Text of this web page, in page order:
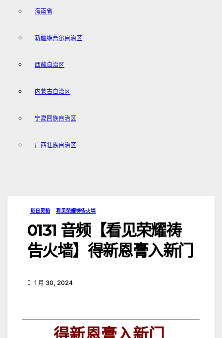
海南省
新疆维吾尔自治区
西藏自治区
内蒙古自治区
宁夏回族自治区
广西壮族自治区
每日灵粮 看见荣耀祷告火墙
0131 音频【看见荣耀祷
告火墙】得新恩膏入新门
1 月 30, 2024